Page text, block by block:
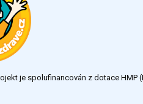
je spolufinancován z dotace HMP